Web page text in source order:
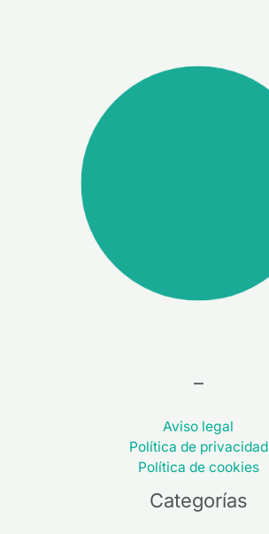
–
Aviso legal
Política de privacidad
Política de cookies
Categorías